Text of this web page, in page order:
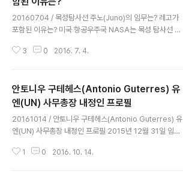
20160704 / 목성탐사선 주노(Juno)의 임무는? 레고가
포함된 이유는? 미국 항공우주국 NASA는 목성 탐사선 주
미국 독립기념일인 2016년 7월 4일, 태평양 표준시(PS
한 궤도 진입을 위해 진입하는 순간 카메라는 꺼지고, 엔진
점화 35분 후 발생하는 신호음을 통해서 주노의 목성 궤도
안착 여부를 판단하게 되며, 만약, 엔진 점화가 제대로 이뤄
지지 않거나 태양쪽으로 튕겨져 나가는 등 주노가 궤도 진
입에 실패할 경우 탐사는 실패하게 됩니다. 이번 포스팅에
서는 목성의 신비를 밝혀줄 예정인 주노에 대해서 간략히 ..
3 0 2016. 7. 4.
안토니우 구테헤스(Antonio Guterres) 유
엔(UN) 사무총장 내정인 프로필
20161014 / 안토니우 구테헤스(Antonio Guterres) 유
엔(UN) 사무총장 내정인 프로필 2015년 12월 31일 임기
갈 총리 출신의 안토니우 구테헤스 전 유엔난민기구(UNH
1 0 2016. 10. 14.